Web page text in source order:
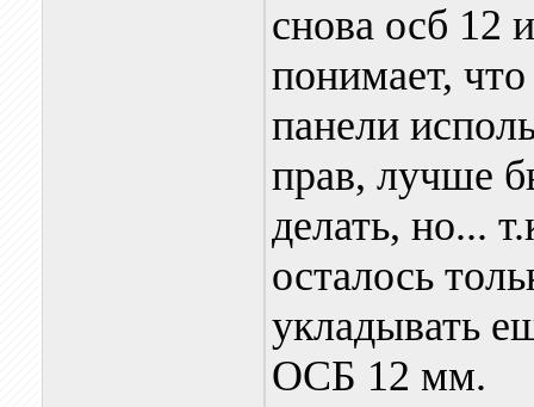
снова осб 12
понимает,
панели
прав, лучше
делать, но...
осталось
укладывать
ОСБ 12 мм.